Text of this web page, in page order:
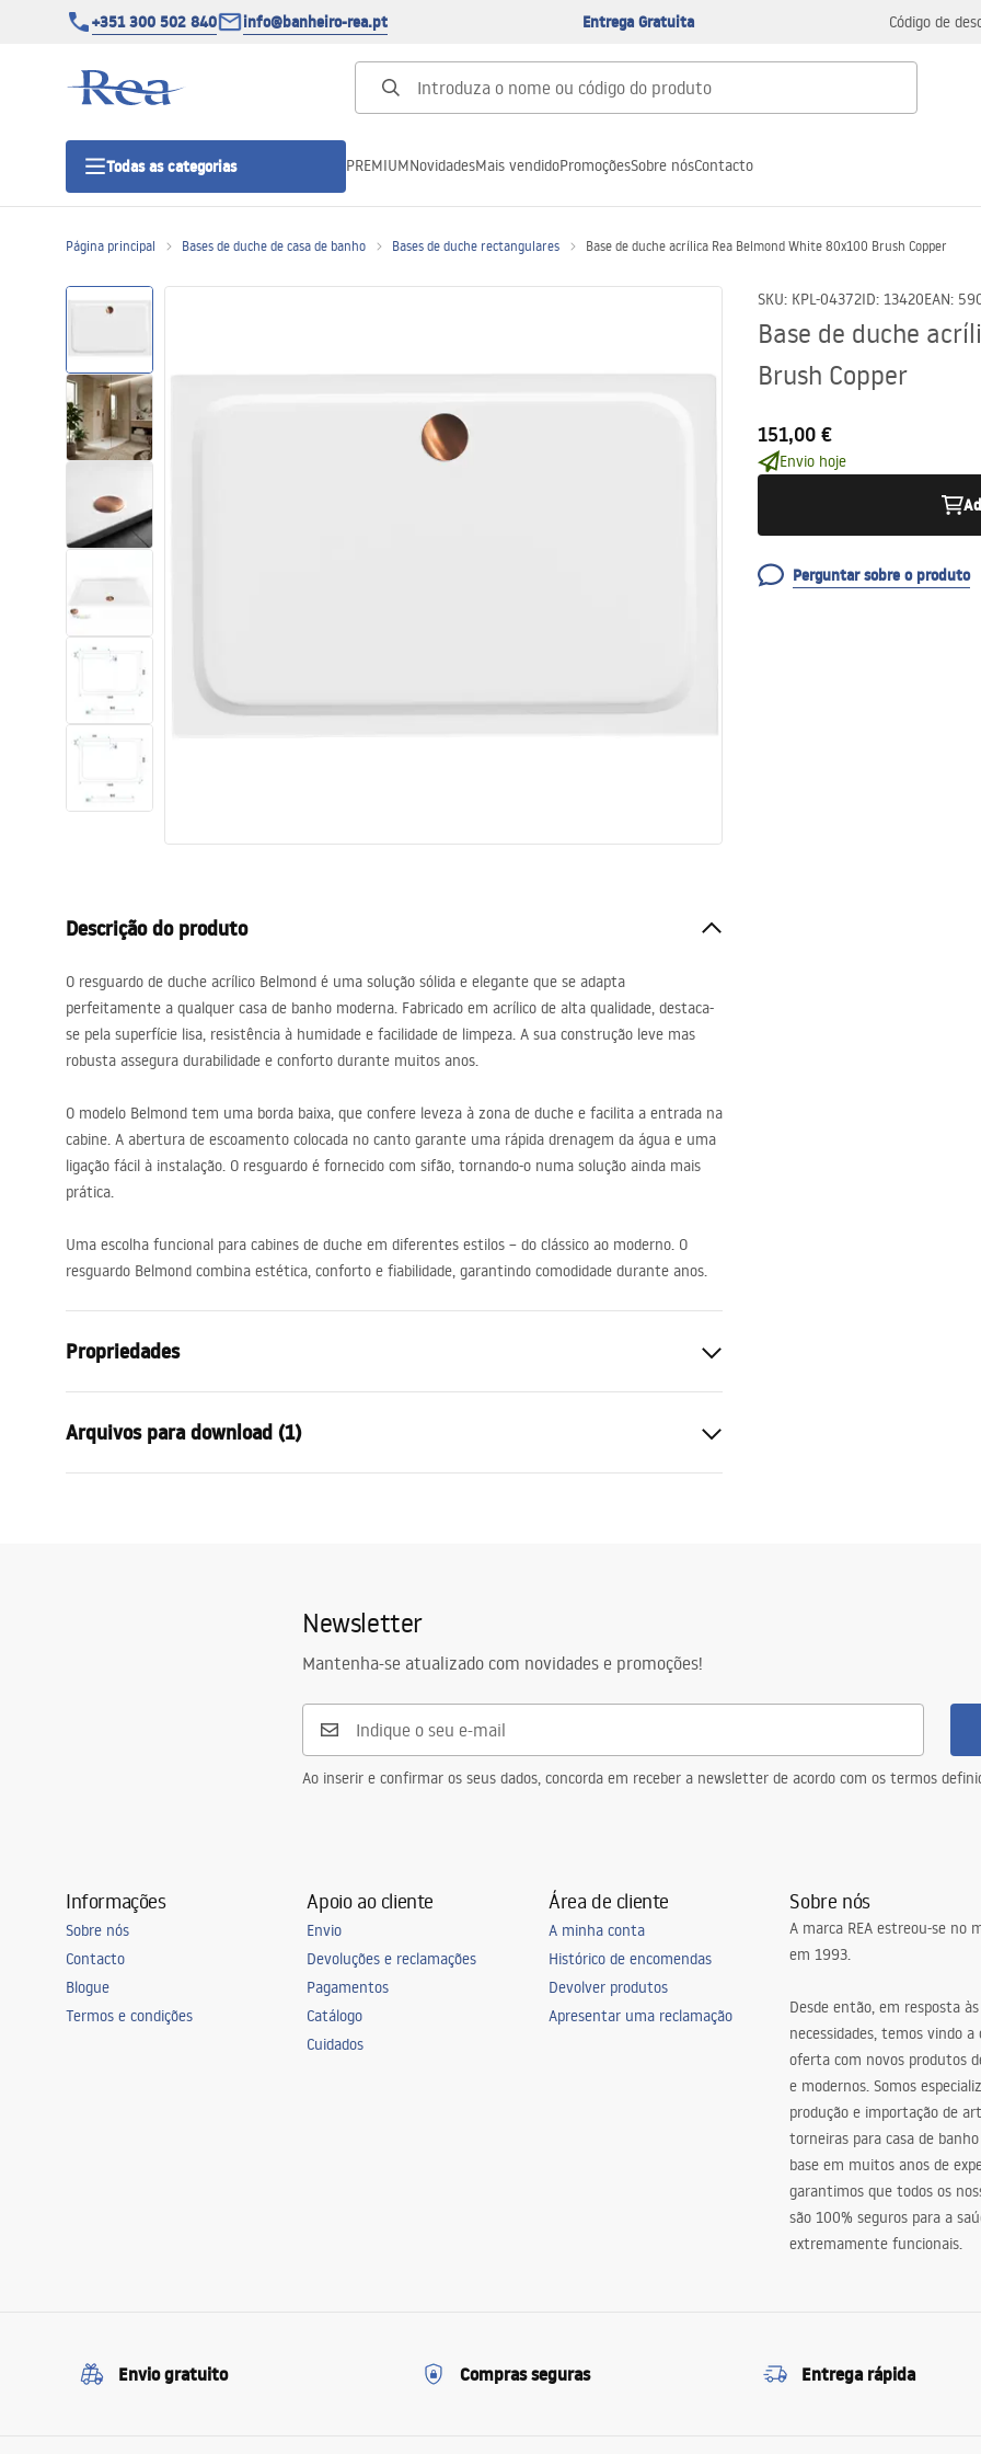
+351 300 502 840 info@banheiro-rea.pt Entrega Gratuita Código de
Todas as categorias
outras
Portas de duche
Bases de duche de casa de banho
Sanitas, lavatórios
de banho
Cabinas de duche de casa de
banho
Misturadores de casa de banho
Chuveiros de casa de banho
Acessórios de casa de banho,
acessórios de casa de banho
PREMIUMNovidadesMais vendidoPromoçõesSobre nósContacto
Página principal Bases de duche de casa de banho Bases de duche rectangulares Base de duche acrílica Rea Belmond White 80x100 Brush Copper
SKU: KPL-04372ID: 13420EAN:
Base de duche
Brush Copper
151,00 €
Envio hoje
Perguntar sobre o produto
Descrição do produto
O resguardo de duche acrílico Belmond é uma solução sólida e elegante que se adapta
perfeitamente a qualquer casa de banho moderna. Fabricado em acrílico de alta qualidade, destaca-
se pela superfície lisa, resistência à humidade e facilidade de limpeza. A sua construção leve mas
robusta assegura durabilidade e conforto durante muitos anos.
O modelo Belmond tem uma borda baixa, que confere leveza à zona de duche e facilita a entrada na
cabine. A abertura de escoamento colocada no canto garante uma rápida drenagem da água e uma
ligação fácil à instalação. O resguardo é fornecido com sifão, tornando-o numa solução ainda mais
prática.
Uma escolha funcional para cabines de duche em diferentes estilos – do clássico ao moderno. O
resguardo Belmond combina estética, conforto e fiabilidade, garantindo comodidade durante anos.
Propriedades
Materiais
Comprimento
1000mm
90
Não
24 meses
Arquivos para download (1)
Newsletter
Mantenha-se atualizado com novidades e promoções!
Ao inserir e confirmar os seus dados, concorda em receber a newsletter de acordo com os termos
Informações
Sobre nós
Contacto
Blogue
Termos e condições
Apoio ao cliente
Envio
Devoluções e reclamações
Pagamentos
Catálogo
Cuidados
Área de cliente
A minha conta
Histórico de encomendas
Devolver produtos
Apresentar uma reclamação
Sobre nós
A marca REA estreou-se no
em 1993.
Desde então, em resposta
necessidades, temos vindo
oferta com novos produtos
e modernos. Somos
produção e importação de
torneiras para casa de
base em muitos anos de
garantimos que todos os
são 100% seguros para a
extremamente funcionais.
Envio gratuito Compras seguras Entrega rápida